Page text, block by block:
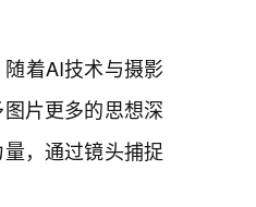
着AI技术与摄影
片更多的思想深
，通过镜头捕捉